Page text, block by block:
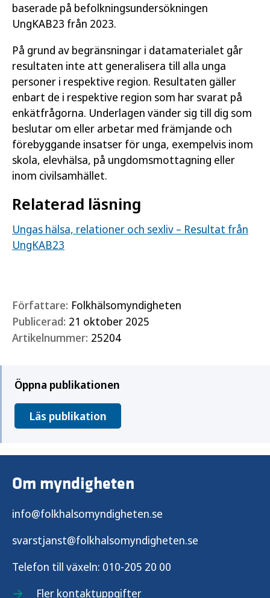
baserade på befolkningsundersökningen
UngKAB23 från 2023.
På grund av begränsningar i datamaterialet går
resultaten inte att generalisera till alla unga
personer i respektive region. Resultaten gäller
enbart de i respektive region som har svarat på
enkätfrågorna. Underlagen vänder sig till dig som
beslutar om eller arbetar med främjande och
förebyggande insatser för unga, exempelvis inom
skola, elevhälsa, på ungdomsmottagning eller
inom civilsamhället.
Relaterad läsning
Ungas hälsa, relationer och sexliv – Resultat från
UngKAB23
Författare: Folkhälsomyndigheten
Publicerad: 21 oktober 2025
Artikelnummer: 25204
Öppna publikationen
Läs publikation
Om myndigheten
info@folkhalsomyndigheten.se
svarstjanst@folkhalsomyndigheten.se
Telefon till växeln: 010-205 20 00
Fler kontaktuppgifter